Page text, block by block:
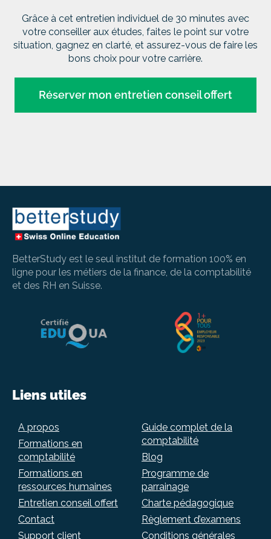
Grâce à cet entretien individuel de 30 minutes avec
votre conseiller aux études, faites le point sur votre
situation, gagnez en clarté, et assurez-vous de faire les
bons choix pour votre carrière.
Réserver mon entretien conseil offert
BetterStudy est le seul institut de formation 100% en
ligne pour les métiers de la finance, de la comptabilité
et des RH en Suisse.
Liens utiles
A propos
Formations en
comptabilité
Formations en
ressources humaines
Entretien conseil offert
Contact
Support client
Guide complet de la
comptabilité
Blog
Programme de
parrainage
Charte pédagogique
Règlement d’examens
Conditions générales